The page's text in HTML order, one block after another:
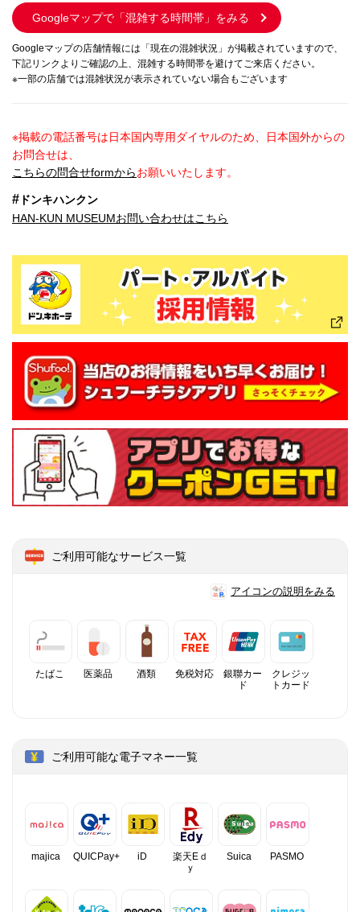
Googleマップで 「混雑する時間帯」をみる
Googleマップの店舗情報には「現在の混雑状況」が掲載されていますので、
下記リンクよりご確認の上、混雑する時間帯を避けてご来店ください。
※一部の店舗では混雑状況が表示されていない場合もございます
※掲載の電話番号は日本国内専用ダイヤルのため、日本国外からの
お問合せは、
こちらの問合せformからお願いいたします。
# ドンキハンクン
HAN-KUN MUSEUMお問い合わせはこちら
ご利用可能なサービス一覧
アイコンの説明をみる
たばこ 医薬品 酒類 免税対応
銀聯カー
ド
クレジッ
トカード
ご利用可能な電子マネー一覧
majica QUICPay+ iD
楽天Eｄ
ｙ
Suica PASMO